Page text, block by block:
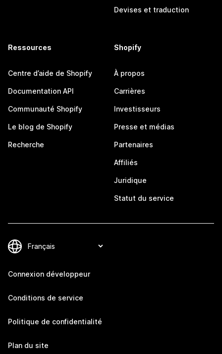
Devises et traduction
Ressources
Centre d’aide de Shopify
Documentation API
Communauté Shopify
Le blog de Shopify
Recherche
Shopify
À propos
Carrières
Investisseurs
Presse et médias
Partenaires
Affiliés
Juridique
Statut du service
Connexion développeur
Conditions de service
Politique de confidentialité
Plan du site